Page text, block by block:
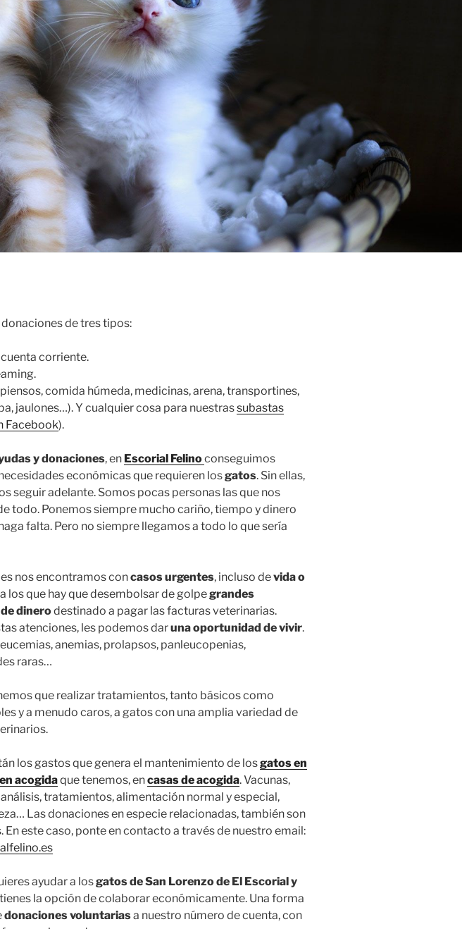
de tres tipos:
corriente.
comida húmeda, medicinas, arena, transportines,
jaulones…). Y cualquier cosa para nuestrassubastas
Facebook).
y donaciones, en Escorial Felinoconseguimos
económicas que requieren losgatos. Sin ellas,
seguir adelante. Somos pocas personas las que nos
todo. Ponemos siempre mucho cariño, tiempo y dinero
falta. Pero no siempre llegamos a todo lo que sería
nos encontramos concasos urgentes, incluso devida o
los que hay que desembolsar de golpegrandes
dinerodestinado a pagar las facturas veterinarias.
atenciones, les podemos daruna oportunidad de vivir.
anemias, prolapsos, panleucopenias,
raras…
que realizar tratamientos, tanto básicos como
y a menudo caros, a gatos con una amplia variedad de
los gastos que genera el mantenimiento de losgatos en
acogidaque tenemos, encasas de acogida. Vacunas,
tratamientos, alimentación normal y especial,
Las donaciones en especie relacionadas, también son
En este caso, ponte en contacto a través de nuestro email:
ayudar a losgatos de San Lorenzo de El Escorial y
la opción de colaborar económicamente. Una forma
donaciones voluntariasa nuestro número de cuenta, con